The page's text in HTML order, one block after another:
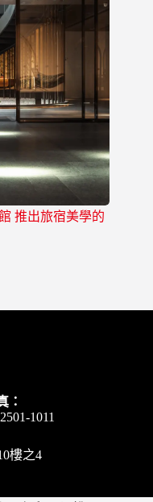
推出旅宿美學的
：
1011
樓之4